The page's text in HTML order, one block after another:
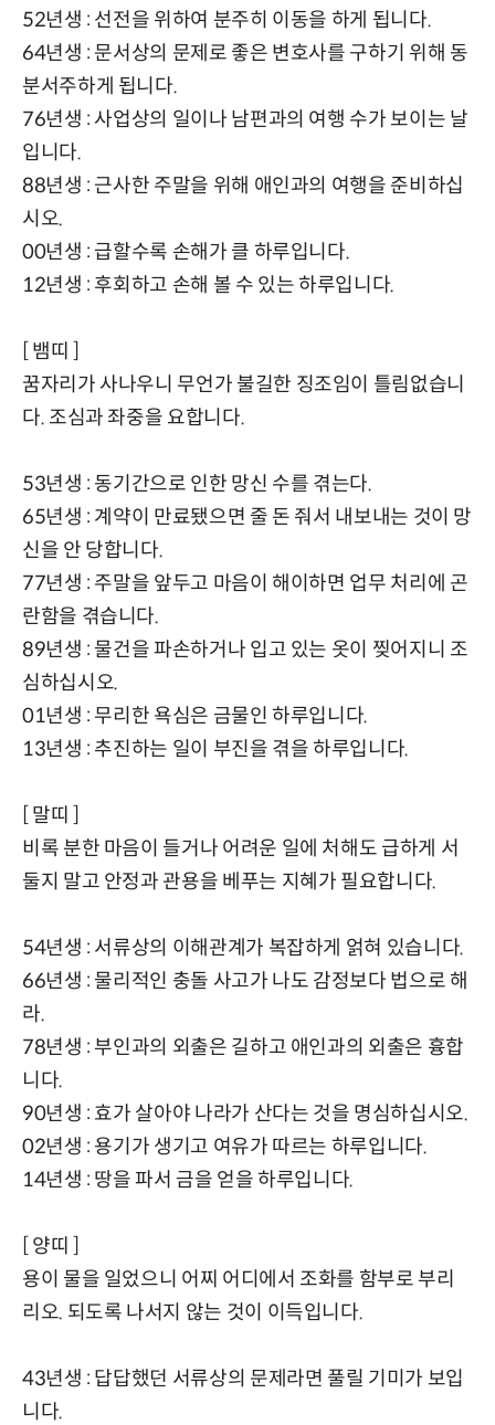
52년생 : 선전을 위하여 분주히 이동을 하게 됩니다.
64년생 : 문서상의 문제로 좋은 변호사를 구하기 위해 동
분서주하게 됩니다.
76년생 : 사업상의 일이나 남편과의 여행 수가 보이는 날
입니다.
88년생 : 근사한 주말을 위해 애인과의 여행을 준비하십
시오.
00년생 : 급할수록 손해가 클 하루입니다.
12년생 : 후회하고 손해 볼 수 있는 하루입니다.
[ 뱀띠 ]
꿈자리가 사나우니 무언가 불길한 징조임이 틀림없습니
다. 조심과 좌중을 요합니다.
53년생 : 동기간으로 인한 망신 수를 겪는다.
65년생 : 계약이 만료됐으면 줄 돈 줘서 내보내는 것이 망
신을 안 당합니다.
77년생 : 주말을 앞두고 마음이 해이하면 업무 처리에 곤
란함을 겪습니다.
89년생 : 물건을 파손하거나 입고 있는 옷이 찢어지니 조
심하십시오.
01년생 : 무리한 욕심은 금물인 하루입니다.
13년생 : 추진하는 일이 부진을 겪을 하루입니다.
[ 말띠 ]
비록 분한 마음이 들거나 어려운 일에 처해도 급하게 서
둘지 말고 안정과 관용을 베푸는 지혜가 필요합니다.
54년생 : 서류상의 이해관계가 복잡하게 얽혀 있습니다.
66년생 : 물리적인 충돌 사고가 나도 감정보다 법으로 해
라.
78년생 : 부인과의 외출은 길하고 애인과의 외출은 흉합
니다.
90년생 : 효가 살아야 나라가 산다는 것을 명심하십시오.
02년생 : 용기가 생기고 여유가 따르는 하루입니다.
14년생 : 땅을 파서 금을 얻을 하루입니다.
[ 양띠 ]
용이 물을 일었으니 어찌 어디에서 조화를 함부로 부리
리오. 되도록 나서지 않는 것이 이득입니다.
43년생 : 답답했던 서류상의 문제라면 풀릴 기미가 보입
니다.